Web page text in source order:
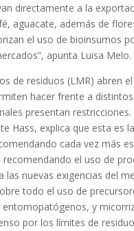
directamente a la
aguacate, además de
el uso de bioinsumos
apunta Luisa Melo.
de residuos (LMR) abren
hacer frente a
presentan
Hass, explica que esta es
cada vez más
recomendando el uso de
las nuevas exigencias del
todo el uso de
y
por los límites de